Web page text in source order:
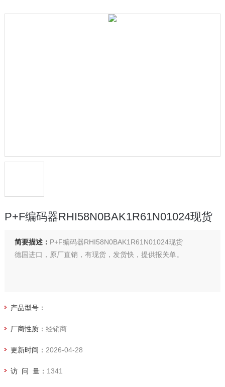
P+F编码器RHI58N0BAK1R61N01024现货
简要描述： P+F编码器RHI58N0BAK1R61N01024现货
德国进口，原厂直销，有现货，发货快，提供报关单。
产品型号：
厂商性质： 经销商
更新时间： 2026-04-28
访 问 量： 1341